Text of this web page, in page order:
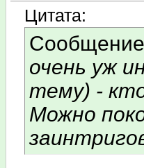
Цитата:
очень уж
тему) -
Можно